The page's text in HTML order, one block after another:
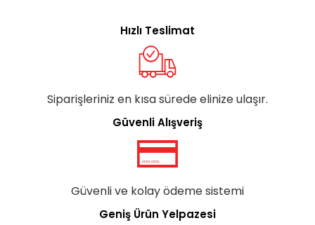
Hızlı Teslimat
Siparişleriniz en kısa sürede elinize ulaşır.
Güvenli Alışveriş
Güvenli ve kolay ödeme sistemi
Geniş Ürün Yelpazesi